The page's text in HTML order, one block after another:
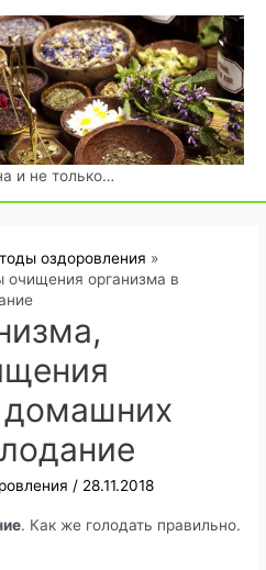
и не только…
оздоровления
очищения организма в
домашних
/ 28.11.2018
. Как же голодать правильно.